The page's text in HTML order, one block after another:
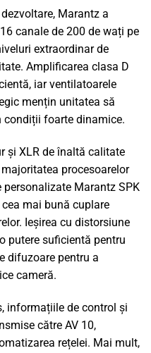
Marantz a
canale de 200 de wați pe
extraordinar de
Amplificarea clasa D
iar ventilatoarele
mențin unitatea să
foarte dinamice.
și XLR de înaltă calitate
procesoarelor
personalizate Marantz SPK
mai bună cuplare
Ieșirea cu distorsiune
putere suficientă pentru
difuzoare pentru a
cameră.
informațiile de control și
către AV 10,
rețelei. Mai mult,